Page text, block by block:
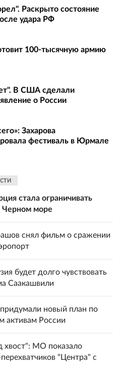
Раскрыто состояние
удара РФ
100-тысячную армию
В США сделали
о России
Захарова
фестиваль в Юрмале
стала ограничивать
Черном море
снял фильм о сражении
будет долго чувствовать
Саакашвили
придумали новый план по
активам России
хвост": МО показало
"Центра" с